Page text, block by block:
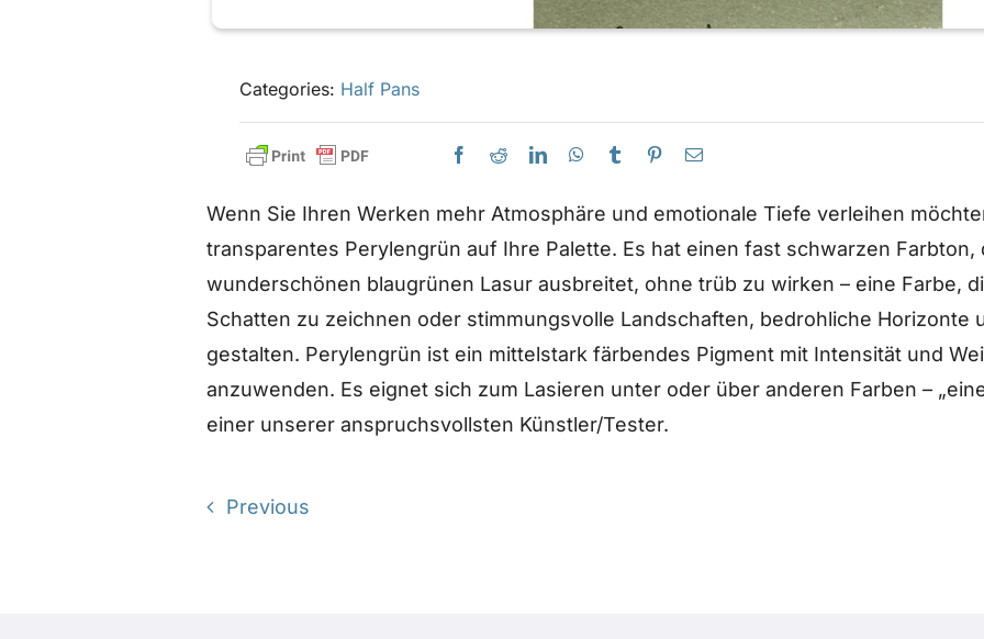
Categories: Half Pans
Wenn Sie Ihren Werken mehr Atmosphäre und emotionale Tiefe verleihen
transparentes Perylengrün auf Ihre Palette. Es hat einen fast schwarzen Farbton,
wunderschönen blaugrünen Lasur ausbreitet, ohne trüb zu wirken – eine Farbe,
Schatten zu zeichnen oder stimmungsvolle Landschaften, bedrohliche Horizonte
gestalten. Perylengrün ist ein mittelstark färbendes Pigment mit Intensität und
anzuwenden. Es eignet sich zum Lasieren unter oder über anderen Farben –
einer unserer anspruchsvollsten Künstler/Tester.
Previous